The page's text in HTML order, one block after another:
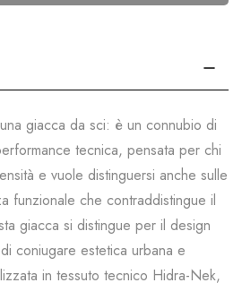
giacca da sci: è un connubio di
tecnica, pensata per chi
e vuole distinguersi anche sulle
funzionale che contraddistingue il
giacca si distingue per il design
coniugare estetica urbana e
in tessuto tecnico Hidra-Nek,